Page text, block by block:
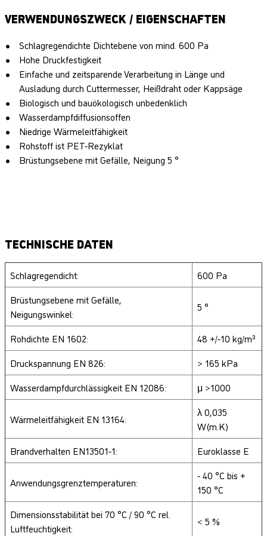
VERWENDUNGSZWECK / EIGENSCHAFTEN
Schlagregendichte Dichtebene von mind. 600 Pa
Hohe Druckfestigkeit
Einfache und zeitsparende Verarbeitung in Länge und
Ausladung durch Cuttermesser, Heißdraht oder Kappsäge
Biologisch und bauökologisch unbedenklich
Wasserdampfdiffusionsoffen
Niedrige Wärmeleitfähigkeit
Rohstoff ist PET-Rezyklat
Brüstungsebene mit Gefälle, Neigung 5 °
TECHNISCHE DATEN
Schlagregendicht:
600 Pa
Brüstungsebene mit Gefälle,
Neigungswinkel:
5 °
Rohdichte EN 1602:
48 +/-10 kg/m³
Druckspannung EN 826:
> 165 kPa
Wasserdampfdurchlässigkeit EN 12086:
μ >1000
Wärmeleitfähigkeit EN 13164:
λ 0,035
W(m.K)
Brandverhalten EN13501-1:
Euroklasse E
Anwendungsgrenztemperaturen:
- 40 °C bis +
150 °C
Dimensionsstabilität bei 70 °C / 90 °C rel.
Luftfeuchtigkeit:
< 5 %